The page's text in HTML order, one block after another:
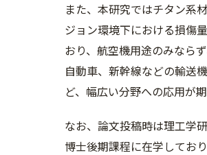
また、本研究ではチタン系
ジョン環境下における損傷
おり、航空機用途のみなら
自動車、新幹線などの輸送
ど、幅広い分野への応用が期
なお、論文投稿時は理工学
博士後期課程に在学してお